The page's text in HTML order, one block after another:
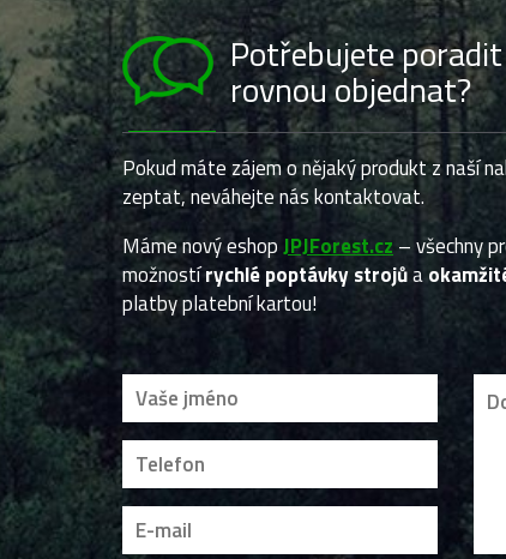
Potřebujete
rovnou objednat?
Pokud máte zájem o nějaký produkt z naší
zeptat, neváhejte nás kontaktovat.
Máme nový eshopJPJForest.cz – všechny
možnostírychlé poptávky strojůa
platby platební kartou!